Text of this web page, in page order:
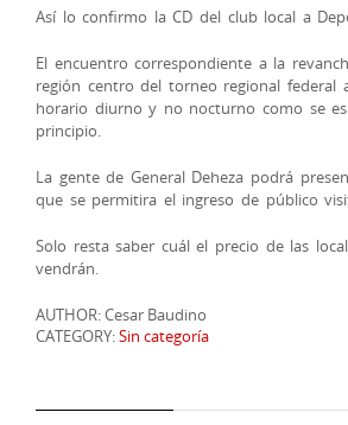
Así lo confirmo la CD del club local a
El encuentro correspondiente a la
región centro del torneo regional federal
horario diurno y no nocturno como se
principio.
La gente de General Deheza podrá
que se permitira el ingreso de público
Solo resta saber cuál el precio de las
vendrán.
AUTHOR: Cesar Baudino
CATEGORY:Sin categoría